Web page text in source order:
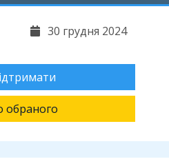
30 грудня 2024
обраного